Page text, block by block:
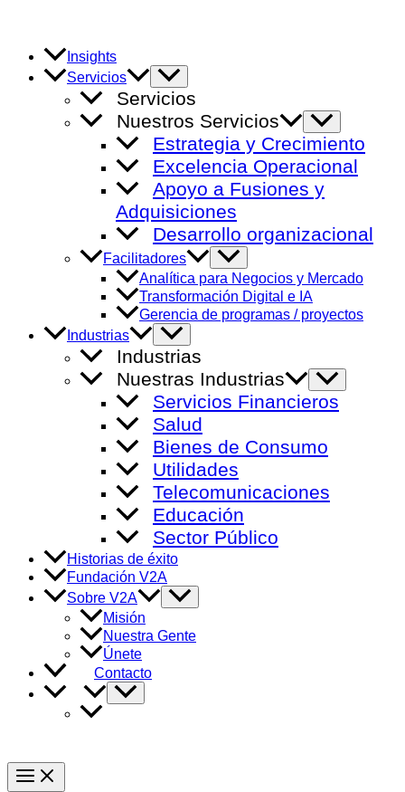
contenido
Insights
Servicios
Alternar
menú
Servicios
Nuestros Servicios
Alternar
menú
Estrategia y Crecimiento
Excelencia Operacional
Apoyo a Fusiones y
Adquisiciones
Desarrollo organizacional
Facilitadores
Alternar
menú
Analítica para Negocios y Mercado
Transformación Digital e IA
Gerencia de programas / proyectos
Industrias
Alternar
menú
Industrias
Nuestras Industrias
Alternar
menú
Servicios Financieros
Salud
Bienes de Consumo
Utilidades
Telecomunicaciones
Educación
Sector Público
Historias de éxito
Fundación V2A
Sobre V2A
Alternar
menú
Misión
Nuestra Gente
Únete
Contacto
Alternar
menú
Main
Menu